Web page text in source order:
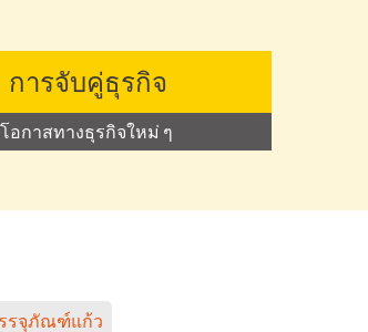
การจับคู่ธุรกิจ
อกาสทางธุรกิจใหม่ ๆ
รจุภัณฑ์แก้ว